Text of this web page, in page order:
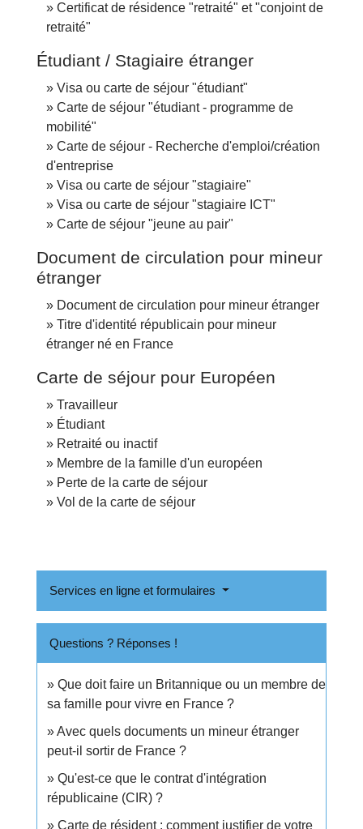
Certificat de résidence "retraité" et "conjoint de
retraité"
Étudiant / Stagiaire étranger
Visa ou carte de séjour "étudiant"
Carte de séjour "étudiant - programme de
mobilité"
Carte de séjour - Recherche d'emploi/création
d'entreprise
Visa ou carte de séjour "stagiaire"
Visa ou carte de séjour "stagiaire ICT"
Carte de séjour "jeune au pair"
Document de circulation pour mineur
étranger
Document de circulation pour mineur étranger
Titre d'identité républicain pour mineur
étranger né en France
Carte de séjour pour Européen
Travailleur
Étudiant
Retraité ou inactif
Membre de la famille d'un européen
Perte de la carte de séjour
Vol de la carte de séjour
Services en ligne et formulaires
Questions ? Réponses !
Que doit faire un Britannique ou un membre de
sa famille pour vivre en France ?
Avec quels documents un mineur étranger
peut-il sortir de France ?
Qu'est-ce que le contrat d'intégration
républicaine (CIR) ?
Carte de résident : comment justifier de votre